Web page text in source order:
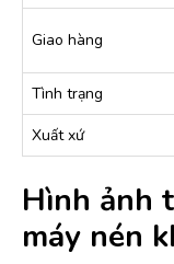
Giao hàng
Tình trạng
Xuất xứ
Hình ảnh
máy nén